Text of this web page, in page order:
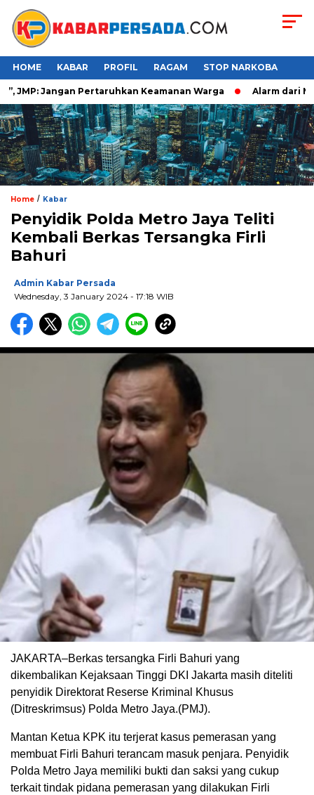
HOME KABAR PROFIL RAGAM STOP NARKOBA
Jangan Pertaruhkan Keamanan Warga Alarm dari
Home / Kabar
Penyidik Polda Metro Jaya Teliti
Kembali Berkas Tersangka Firli
Bahuri
Admin Kabar Persada
Wednesday, 3 January 2024 - 17:18 WIB
JAKARTA–Berkas tersangka Firli Bahuri yang
dikembalikan Kejaksaan Tinggi DKI Jakarta masih diteliti
penyidik Direktorat Reserse Kriminal Khusus
(Ditreskrimsus) Polda Metro Jaya.(PMJ).
Mantan Ketua KPK itu terjerat kasus pemerasan yang
membuat Firli Bahuri terancam masuk penjara. Penyidik
Polda Metro Jaya memiliki bukti dan saksi yang cukup
terkait tindak pidana pemerasan yang dilakukan Firli